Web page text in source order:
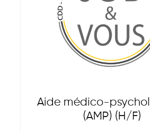
Aide médico-
(AMP) (H/F)